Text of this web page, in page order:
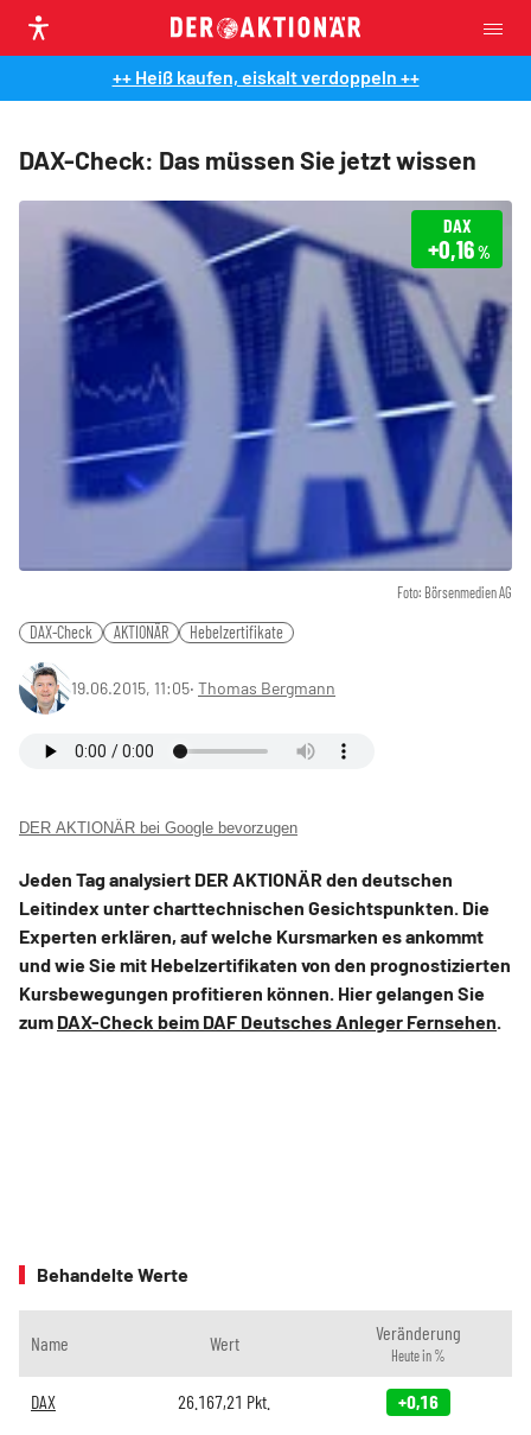
++ Heiß kaufen, eiskalt verdoppeln ++
DAX-Check: Das müssen Sie jetzt wissen
Foto: Börsenmedien AG
DAX
+0,16%
DAX-Check AKTIONÄR Hebelzertifikate
19.06.2015, 11:05‧ Thomas Bergmann
DER AKTIONÄR bei Google bevorzugen
Jeden Tag analysiert DER AKTIONÄR den deutschen
Leitindex unter charttechnischen Gesichtspunkten. Die
Experten erklären, auf welche Kursmarken es ankommt
und wie Sie mit Hebelzertifikaten von den prognostizierten
Kursbewegungen profitieren können. Hier gelangen Sie
zum DAX-Check beim DAF Deutsches Anleger Fernsehen.
Behandelte Werte
Name Wert Veränderung
Heute in %
DAX 26.167,21 Pkt. +0,16